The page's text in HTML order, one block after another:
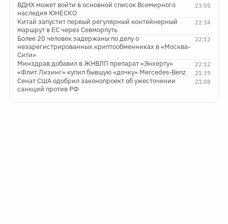
23:05
ВДНХ может войти в основной список Всемирного
наследия ЮНЕСКО
22:34
Китай запустит первый регулярный контейнерный
маршрут в ЕС через Севморпуть
22:12
Более 20 человек задержаны по делу о
незарегистрированных криптообменниках в «Москва-
Сити»
22:12
Минздрав добавил в ЖНВЛП препарат «Энхерту»
21:39
«Флит Лизинг» купил бывшую «дочку» Mercedes-Benz
21:08
Сенат США одобрил законопроект об ужесточении
санкций против РФ